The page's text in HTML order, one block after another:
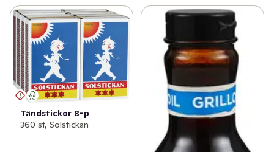
Tändstickor 8-p
360 st, Solstickan